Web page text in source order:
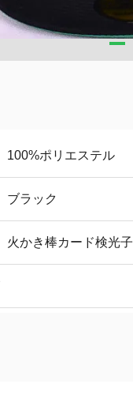
100%ポリエステル
ブラック
火かき棒カード検光